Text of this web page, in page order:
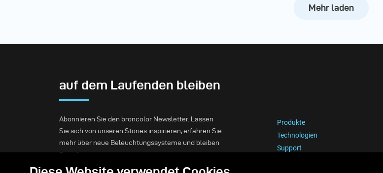
Mehr laden
auf dem Laufenden bleiben
Abonnieren Sie den broncolor Newsletter. Lassen
Sie sich von unseren Stories inspirieren, erfahren Sie
mehr über neue Beleuchtungssysteme und bleiben
Sie informiert.
Produkte
Technologien
Support